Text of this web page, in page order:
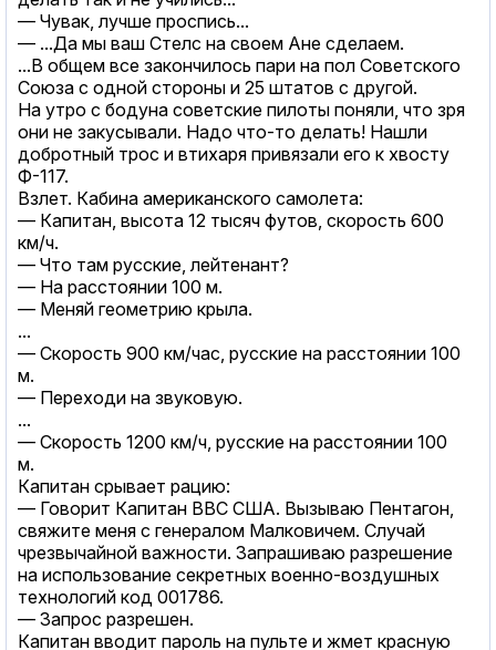
— Чувак, лучше проспись...
— ...Да мы ваш Стелс на своем Ане сделаем.
...В общем все закончилось пари на пол Советского
Союза с одной стороны и 25 штатов с другой.
На утро с бодуна советские пилоты поняли, что зря
они не закусывали. Надо что-то делать! Нашли
добротный трос и втихаря привязали его к хвосту
Ф-117.
Взлет. Кабина американского самолета:
— Капитан, высота 12 тысяч футов, скорость 600
км/ч.
— Что там русские, лейтенант?
— На расстоянии 100 м.
— Меняй геометрию крыла.
...
— Скорость 900 км/час, русские на расстоянии 100
м.
— Переходи на звуковую.
...
— Скорость 1200 км/ч, русские на расстоянии 100
м.
Капитан срывает рацию:
— Говорит Капитан ВВС США. Вызываю Пентагон,
свяжите меня с генералом Малковичем. Случай
чрезвычайной важности. Запрашиваю разрешение
на использование секретных военно-воздушных
технологий код 001786.
— Запрос разрешен.
Капитан вводит пароль на пульте и жмет красную